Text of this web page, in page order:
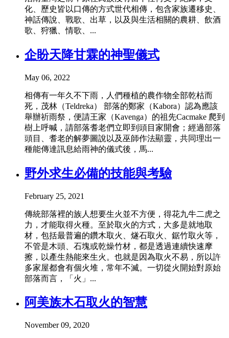
化、歷史皆以口傳的方式世代相傳，包含家族遷移史、
神話傳說、戰歌、出草，以及與生活相關的農耕、飲酒
歌、狩獵、情歌、...
企盼天降甘霖的神聖儀式
May 06, 2022
相傳有一年久不下雨，人們種植的農作物全部乾枯而
死，茂林（Teldreka） 部落的鄭家（Kabora）認為應該
舉辦祈雨祭，便請王家（Kavenga）的祖先Cacmake 爬到
樹上呼喊，請部落耆老們立即到頭目家開會；經過部落
頭目、耆老的解夢圖說以及巫師作法顯靈，共同理出一
種能傳達訊息給雨神的儀式後，馬...
野外求生必備的技能與考驗
February 25, 2021
傳統部落裡的族人想要生火並不方便，得花九牛二虎之
力，才能取得火種。至於取火的方式，大多是就地取
材，包括最普遍的鑽木取火、燧石取火、鋸竹取火等，
不管是木頭、石塊或乾燥竹材，都是透過連續快速摩
擦，以產生熱能來生火。也就是因為取火不易，所以許
多家屋都會有個火堆，常年不滅。一切從火開始對原始
部落而言，「火」...
阿美族木石取火的智慧
November 09, 2020